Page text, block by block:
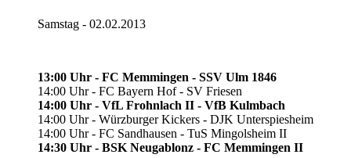
Samstag - 02.02.2013
13:00 Uhr - FC Memmingen - SSV Ulm 1846
14:00 Uhr - FC Bayern Hof - SV Friesen
14:00 Uhr - VfL Frohnlach II - VfB Kulmbach
14:00 Uhr - Würzburger Kickers - DJK Unterspiesheim
14:00 Uhr - FC Sandhausen - TuS Mingolsheim II
14:30 Uhr - BSK Neugablonz - FC Memmingen II